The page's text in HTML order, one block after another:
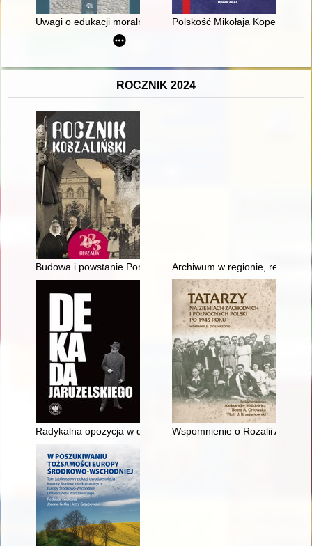
Uwagi o edukacji moralnej synów szlacheckich w XVI-
Polskość Mikołaja Kopernika z
ROCZNIK 2024
Budowa i powstanie Pomnika Wdzięczności Armii Czerwonej
Archiwum w regionie, region w
Radykalna opozycja w dekadzie Jaruzelskiego : przypadek
Wspomnienie o Rozalii